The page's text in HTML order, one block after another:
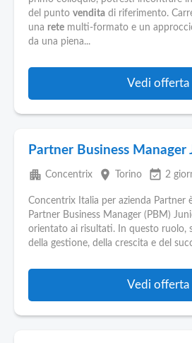
del punto vendita di riferimento.
una rete multi-formato e un
da una piena...
Vedi offerta
Partner Business Manager
apartment Concentrix place Torino event_available 2
Concentrix Italia per azienda Partner
Partner Business Manager (PBM)
orientato ai risultati. In questo ruolo,
della gestione, della crescita e del
Vedi offerta